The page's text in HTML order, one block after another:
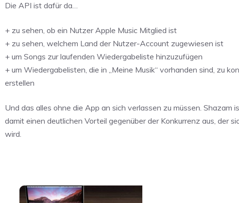
Die API ist dafür da…
+ zu sehen, ob ein Nutzer Apple Music Mitglied ist
+ zu sehen, welchem Land der Nutzer-Account zugewiesen ist
+ um Songs zur laufenden Wiedergabeliste hinzuzufügen
+ um Wiedergabelisten, die in „Meine Musik“ vorhanden sind, zu
erstellen
Und das alles ohne die App an sich verlassen zu müssen.
damit einen deutlichen Vorteil gegenüber der Konkurrenz aus, der
wird.